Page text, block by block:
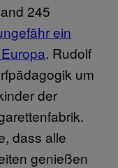
245
ein
. Rudolf
um
der
dass alle
genießen